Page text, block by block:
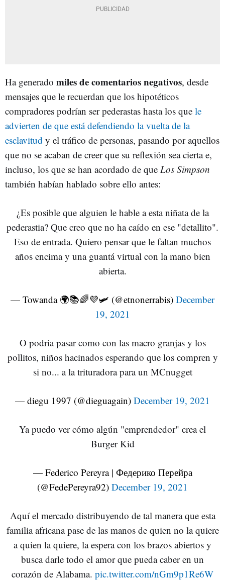
Ha generado miles de comentarios negativos, desde
mensajes que le recuerdan que los hipotéticos
compradores podrían ser pederastas hasta los que le
advierten de que está defendiendo la vuelta de la
esclavitud y el tráfico de personas, pasando por aquellos
que no se acaban de creer que su reflexión sea cierta e,
incluso, los que se han acordado de que Los Simpson
también habían hablado sobre ello antes:
¿Es posible que alguien le hable a esta niñata de la
pederastia? Que creo que no ha caído en ese "detallito".
Eso de entrada. Quiero pensar que le faltan muchos
años encima y una guantá virtual con la mano bien
abierta.
— Towanda 🌍📚🌈💜🛩️ (@etnonerrabis) December
19, 2021
O podria pasar como con las macro granjas y los
pollitos, niños hacinados esperando que los compren y
si no... a la trituradora para un MCnugget
— diegu 1997 (@dieguagain) December 19, 2021
Ya puedo ver cómo algún "emprendedor" crea el
Burger Kid
— Federico Pereyra | Федерико Перейра
(@FedePereyra92) December 19, 2021
Aquí el mercado distribuyendo de tal manera que esta
familia africana pase de las manos de quien no la quiere
a quien la quiere, la espera con los brazos abiertos y
busca darle todo el amor que pueda caber en un
corazón de Alabama. pic.twitter.com/nGm9p1Re6W